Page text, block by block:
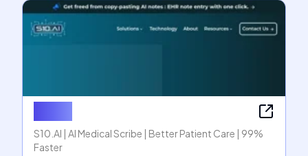
S10.AI | AI Medical Scribe | Better Patient Care | 99%
Faster